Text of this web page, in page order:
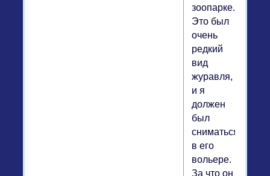
зоопарке.
Это был
очень
редкий
вид
журавля,
и я
должен
был
сниматься
в его
вольере.
За что он